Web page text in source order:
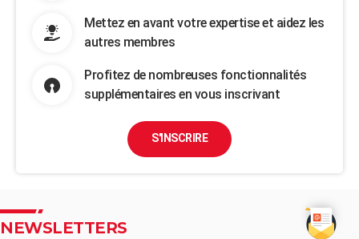
Mettez en avant votre expertise et aidez les
autres membres
Profitez de nombreuses fonctionnalités
supplémentaires en vous inscrivant
S'INSCRIRE
NEWSLETTERS